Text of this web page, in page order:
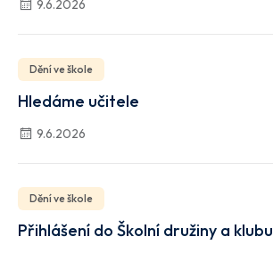
9.6.2026
Dění ve škole
Hledáme učitele
9.6.2026
Dění ve škole
Přihlášení do Školní družiny a klubu